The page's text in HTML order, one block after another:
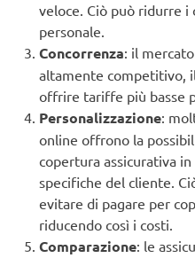
veloce. Ciò può ridurre
personale.
Concorrenza: il
altamente competitivo,
offrire tariffe più basse
Personalizzazione:
online offrono la
copertura assicurativa
specifiche del cliente.
evitare di pagare per
riducendo così i costi.
Comparazione: le